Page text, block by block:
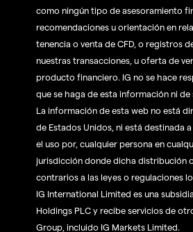
como ningún tipo de asesoramiento
recomendaciones u orientación en
tenencia o venta de CFD, o registros
nuestras transacciones, u oferta de
producto financiero. IG no se hace
que se haga de esta información ni de
La información de esta web no está
de Estados Unidos, ni está destinada
el uso por, cualquier persona en
jurisdicción donde dicha distribución
contrarios a las leyes o regulaciones
IG International Limited es una
Holdings PLC y recibe servicios de
Group, incluido IG Markets Limited.